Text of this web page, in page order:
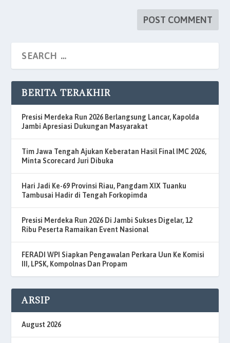
BERITA TERAKHIR
Presisi Merdeka Run 2026 Berlangsung Lancar, Kapolda
Jambi Apresiasi Dukungan Masyarakat
Tim Jawa Tengah Ajukan Keberatan Hasil Final IMC 2026,
Minta Scorecard Juri Dibuka
Hari Jadi Ke-69 Provinsi Riau, Pangdam XIX Tuanku
Tambusai Hadir di Tengah Forkopimda
Presisi Merdeka Run 2026 Di Jambi Sukses Digelar, 12
Ribu Peserta Ramaikan Event Nasional
FERADI WPI Siapkan Pengawalan Perkara Uun Ke Komisi
III, LPSK, Kompolnas Dan Propam
ARSIP
August 2026